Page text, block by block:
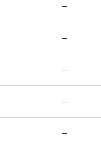
－
－
－
－
－